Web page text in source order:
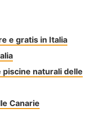
e gratis in Italia
piscine naturali delle
Canarie